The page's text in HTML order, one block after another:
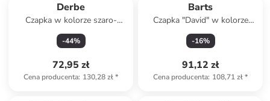
Derbe
Czapka w kolorze szaro-
oliwkowym
-44%
72,95 zł
Cena producenta: 130,28 zł*
Barts
Czapka "David" w kolorze
granatowym
-16%
91,12 zł
Cena producenta: 108,71 zł*